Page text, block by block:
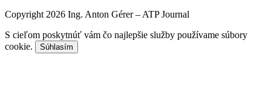
Copyright 2026 Ing. Anton Gérer – ATP Journal
S cieľom poskytnúť vám čo najlepšie služby používame súbory
cookie.
Súhlasím